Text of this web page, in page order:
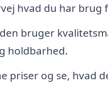
hvad du har brug
bruger
holdbarhed.
priser og se, hvad